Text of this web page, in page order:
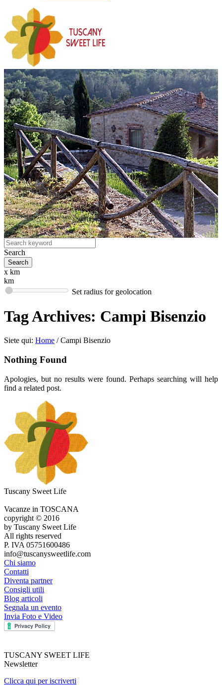
Search
x km
km
Set radius for geolocation
Tag Archives: Campi Bisenzio
Siete qui: Home / Campi Bisenzio
Nothing Found
Apologies, but no results were found. Perhaps searching will help
find a related post.
Tuscany Sweet Life
Vacanze in TOSCANA
copyright © 2016
by Tuscany Sweet Life
All rights reserved
P. IVA 05751600486
info@tuscanysweetlife.com
Chi siamo
Contatti
Diventa partner
Consigli utili
Blog articoli
Segnala un evento
Invia Foto e Video
TUSCANY SWEET LIFE
Newsletter
Clicca qui per iscriverti